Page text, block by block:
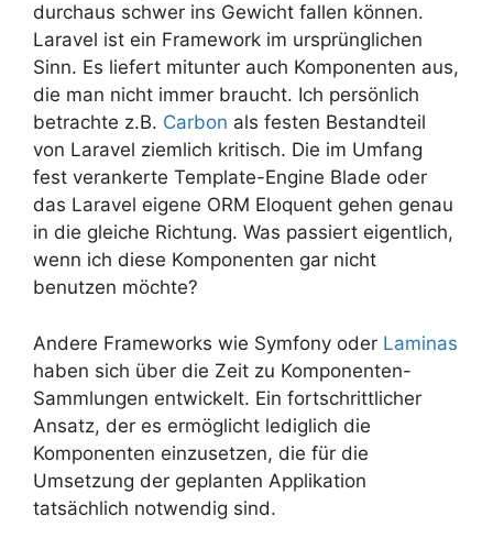
durchaus schwer ins Gewicht fallen können.
Laravel ist ein Framework im ursprünglichen
Sinn. Es liefert mitunter auch Komponenten aus,
die man nicht immer braucht. Ich persönlich
betrachte z.B. Carbon als festen Bestandteil
von Laravel ziemlich kritisch. Die im Umfang
fest verankerte Template-Engine Blade oder
das Laravel eigene ORM Eloquent gehen genau
in die gleiche Richtung. Was passiert eigentlich,
wenn ich diese Komponenten gar nicht
benutzen möchte?
Andere Frameworks wie Symfony oder Laminas
haben sich über die Zeit zu Komponenten-
Sammlungen entwickelt. Ein fortschrittlicher
Ansatz, der es ermöglicht lediglich die
Komponenten einzusetzen, die für die
Umsetzung der geplanten Applikation
tatsächlich notwendig sind.